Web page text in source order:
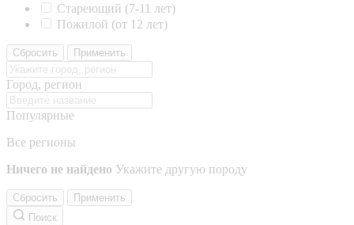
Стареющий (7-11 лет)
Пожилой (от 12 лет)
Сбросить Применить
Город, регион
Популярные
Все регионы
Ничего не найдено Укажите другую породу
Сбросить
Применить
Поиск